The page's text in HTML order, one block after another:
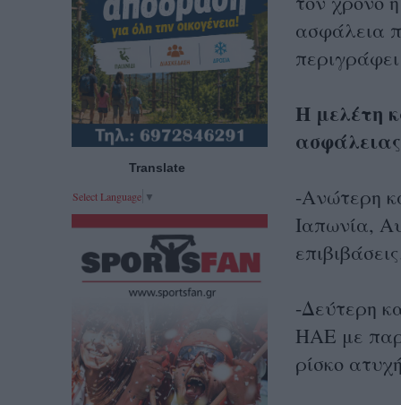
ασφάλεια
Η μελέτη
-Ανώτερη
Ιαπωνία,
-Δεύτερη
ΗΑΕ με
ρίσκο
Translate
Select Language ▼